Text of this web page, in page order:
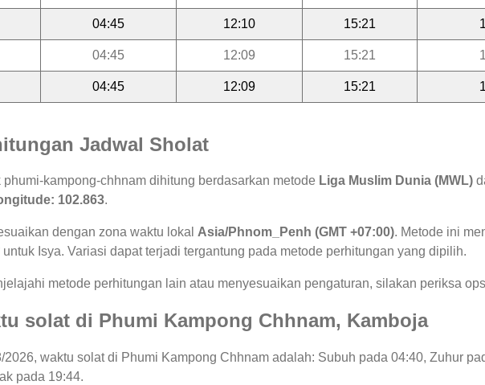
04:45 12:10 15:21
04:45 12:09 15:21
04:45 12:09 15:21
Jadwal Sholat
kampong-chhnam dihitung berdasarkan metode Liga Muslim Dunia (MWL)
102.863.
dengan zona waktu lokal Asia/Phnom_Penh (GMT +07:00). Metode ini
untuk Isya. Variasi dapat terjadi tergantung pada metode perhitungan yang dipilih.
metode perhitungan lain atau menyesuaikan pengaturan, silakan periksa
solat di Phumi Kampong Chhnam, Kamboja
2026, waktu solat di Phumi Kampong Chhnam adalah: Subuh pada 04:40, Zuhur
pada 19:44.